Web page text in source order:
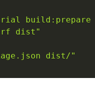
rf dist"
dist/"